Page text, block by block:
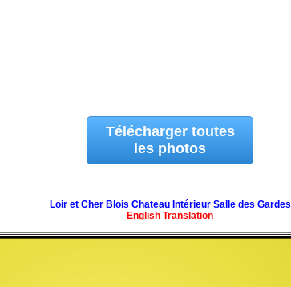
Télécharger toutes
les photos
Loir et Cher Blois Chateau Intérieur Salle des Gardes
English Translation